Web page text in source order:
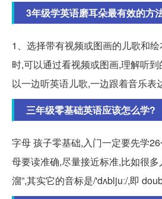
3年级学英语磨耳朵最有效的方
1、选择带有视频或图画的儿歌和
时,可以通过看视频或图画,理解听
以一边听英语儿歌,一边跟着音乐表
三年级零基础英语应该怎么学?
字母 孩子零基础,入门一定要先学
母要读准确,尽量接近标准,比如很多
溜”,其实它的音标是/'dʌbljuː/,即